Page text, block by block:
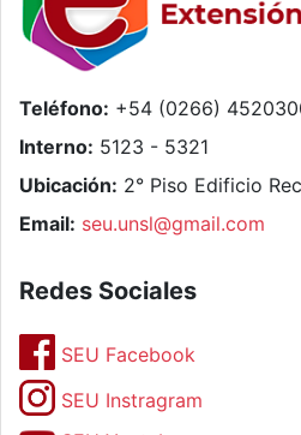
Teléfono: +54 (0266)
Interno: 5123 - 5321
Ubicación: 2° Piso Edificio
Email: seu.unsl@gmail.com
Redes Sociales
SEU Facebook
SEU Instragram